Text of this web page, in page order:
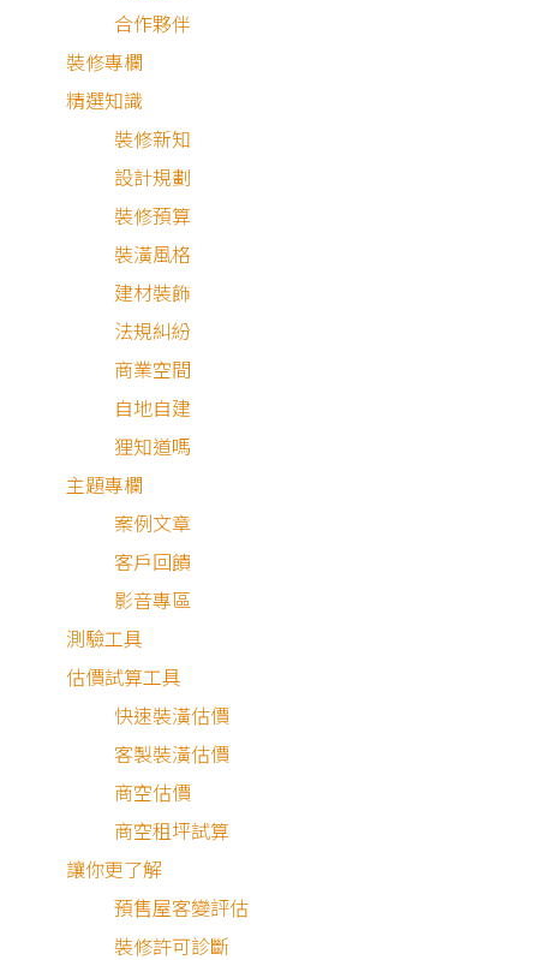
合作夥伴
裝修專欄
精選知識
裝修新知
設計規劃
裝修預算
裝潢風格
建材裝飾
法規糾紛
商業空間
自地自建
狸知道嗎
主題專欄
案例文章
客戶回饋
影音專區
測驗工具
估價試算工具
快速裝潢估價
客製裝潢估價
商空估價
商空租坪試算
讓你更了解
預售屋客變評估
裝修許可診斷